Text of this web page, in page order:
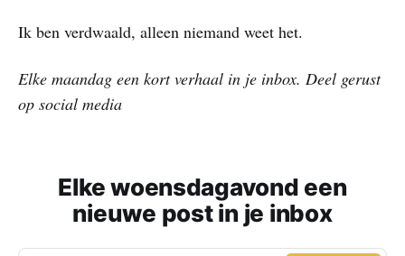
Ik ben verdwaald, alleen niemand weet het.
Elke maandag een kort verhaal in je inbox. Deel gerust
op social media
Elke woensdagavond een
nieuwe post in je inbox